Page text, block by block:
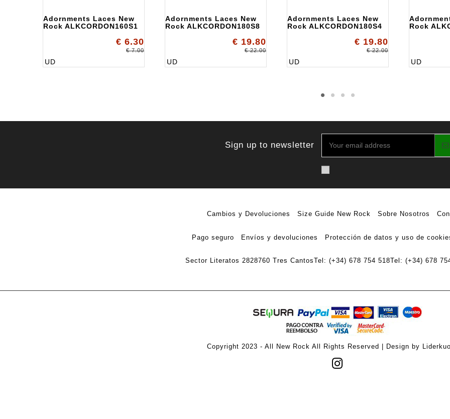
Adornments Laces New
Rock ALKCORDON160S1
€ 6.30
€ 7.00
UD
Adornments Laces New
Rock ALKCORDON180S8
€ 19.80
€ 22.00
UD
Adornments Laces New
Rock ALKCORDON180S4
€ 19.80
€ 22.00
UD
Rock
UD
Sign up to newsletter
Cambios y Devoluciones Size Guide New Rock Sobre Nosotros
Pago seguro Envíos y devoluciones Protección de datos y uso de
Sector Literatos 2828760 Tres CantosTel: (+34) 678 754 518Tel: (+34) 678
Copyright 2023 - All New Rock All Rights Reserved | Design by